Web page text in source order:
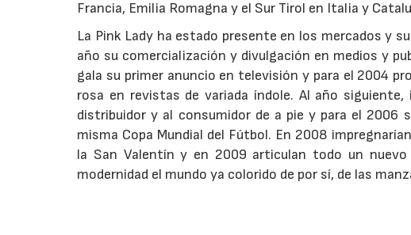
Francia, Emilia Romagna y el Sur Tirol en Italia y
La Pink Lady ha estado presente en los mercados y
año su comercialización y divulgación en medios y
gala su primer anuncio en televisión y para el 2004
rosa en revistas de variada índole. Al año siguiente,
distribuidor y al consumidor de a pie y para el 2006
misma Copa Mundial del Fútbol. En 2008
la San Valentín y en 2009 articulan todo un
modernidad el mundo ya colorido de por sí, de las